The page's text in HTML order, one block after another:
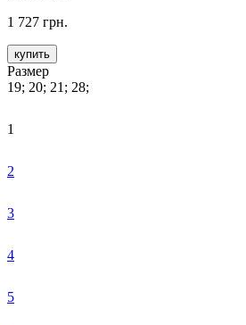
1 727 грн.
купить
Размер
19; 20; 21; 28;
1
2
3
4
5